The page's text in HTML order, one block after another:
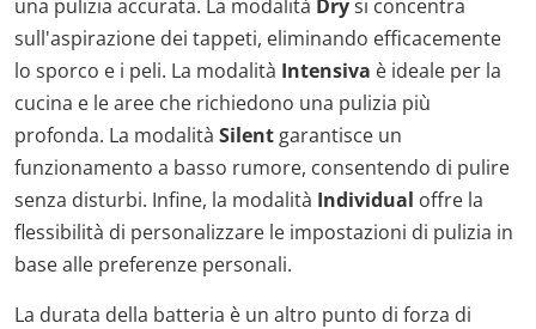
una pulizia accurata. La modalità Drysi concentra
sull'aspirazione dei tappeti, eliminando efficacemente
lo sporco e i peli. La modalità Intensiva è ideale per la
cucina e le aree che richiedono una pulizia più
profonda. La modalità Silent garantisce un
funzionamento a basso rumore, consentendo di pulire
senza disturbi. Infine, la modalità Individual offre la
flessibilità di personalizzare le impostazioni di pulizia in
base alle preferenze personali.
La durata della batteria è un altro punto di forza di